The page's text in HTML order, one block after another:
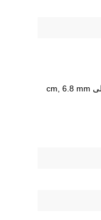
6.8 مليمتر إلى سنتيمتر, 6.8 مليمتر إلى cm, 6.8 mm